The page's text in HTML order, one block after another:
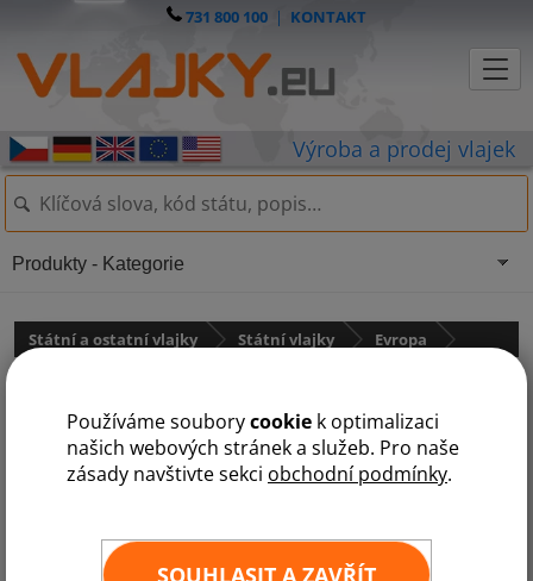
Používáme souborycookie k optimalizaci
našich webových stránek a služeb. Pro naše
zásady navštivte sekci obchodní podmínky.
SOUHLASIT A ZAVŘÍT
731 800 100 | KONTAKT
Státní a ostatní vlajky Státní vlajky Evropa
Produkty - Kategorie